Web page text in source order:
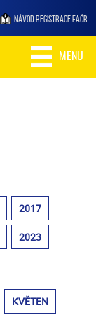
NÁVOD REGISTRACE FAČR
MENU
2017
2023
KVĚTEN